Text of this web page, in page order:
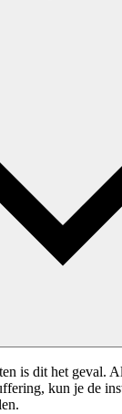
is dit het geval.
kun je de